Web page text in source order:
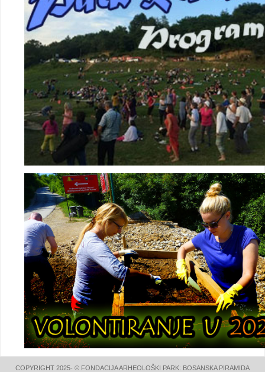
COPYRIGHT 2025- © FONDACIJA ARHEOLOŠKI PARK: BOSANSKA PIRAMIDA